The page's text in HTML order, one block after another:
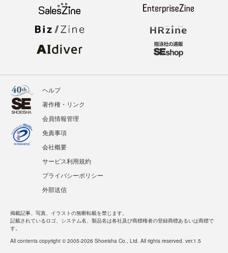
ヘルプ
著作権・リンク
会員情報管理
免責事項
会社概要
サービス利用規約
プライバシーポリシー
外部送信
掲載記事、写真、イラストの無断転載を禁じます。
記載されているロゴ、システム名、製品名は各社及び商標権者の登録商標あるいは商標で
す。
All contents copyright © 2005-2026 Shoeisha Co., Ltd. All rights reserved. ver.1.5